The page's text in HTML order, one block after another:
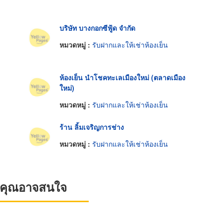
บริษัท บางกอกซีฟู้ด จำกัด
หมวดหมู่ : รับฝากและให้เช่าห้องเย็น
ห้องเย็น นำโชคทะเลเมืองใหม่ (ตลาดเมือง
ใหม่)
หมวดหมู่ : รับฝากและให้เช่าห้องเย็น
ร้าน ลิ้มเจริญการช่าง
หมวดหมู่ : รับฝากและให้เช่าห้องเย็น
ณอาจสนใจ